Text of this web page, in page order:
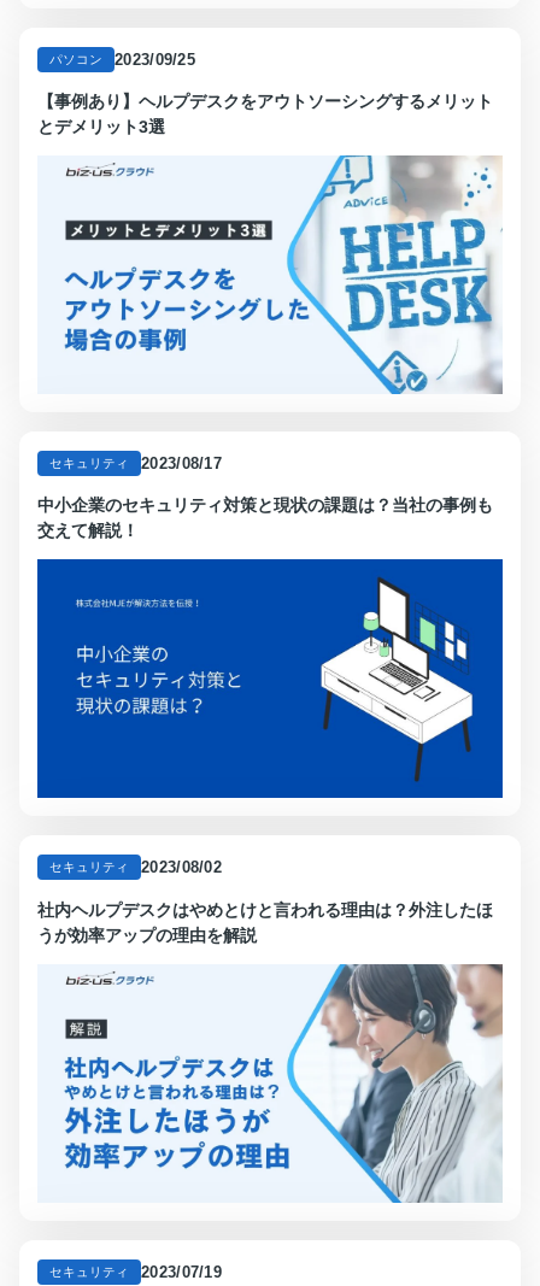
パソコン 2023/09/25
【事例あり】ヘルプデスクをアウトソーシングするメリット
とデメリット3選
セキュリティ 2023/08/17
中小企業のセキュリティ対策と現状の課題は？当社の事例も
交えて解説！
セキュリティ 2023/08/02
社内ヘルプデスクはやめとけと言われる理由は？外注したほ
うが効率アップの理由を解説
セキュリティ 2023/07/19